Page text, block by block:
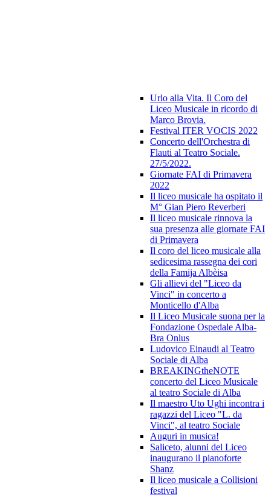
Urlo alla Vita. Il Coro del
Liceo Musicale in ricordo di
Marco Brovia.
Festival ITER VOCIS 2022
Concerto dell'Orchestra di
Flauti al Teatro Sociale.
27/5/2022.
Giornate FAI di Primavera
2022
Il liceo musicale ha ospitato il
M° Gian Piero Reverberi
Il liceo musicale rinnova la
sua presenza alle giornate FAI
di Primavera
Il coro del liceo musicale alla
sedicesima rassegna dei cori
della Famija Albèisa
Gli allievi del "Liceo da
Vinci" in concerto a
Monticello d'Alba
Il Liceo Musicale suona per la
Fondazione Ospedale Alba-
Bra Onlus
Ludovico Einaudi al Teatro
Sociale di Alba
BREAKINGtheNOTE
concerto del Liceo Musicale
al teatro Sociale di Alba
Il maestro Uto Ughi incontra i
ragazzi del Liceo "L. da
Vinci", al teatro Sociale
Auguri in musica!
Saliceto, alunni del Liceo
inaugurano il pianoforte
Shanz
Il liceo musicale a Collisioni
festival